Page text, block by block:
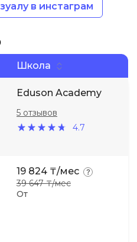
в инстаграм
Школа
Eduson Academy
4.7
5 отзывов
От
19 824 ₸/мес
39 647 ₸/мес